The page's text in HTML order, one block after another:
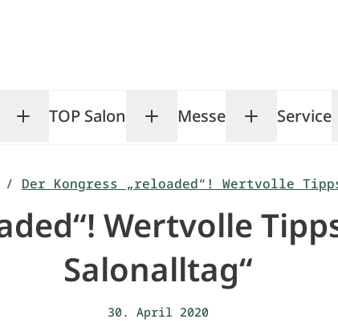
Toggle Magazin submenu
TOP Salon Toggle TOP Salon
Messe ToggleService
/ Der Kongress „reloaded“! Wertvolle
Wertvolle
Salonalltag“
30. April 2020